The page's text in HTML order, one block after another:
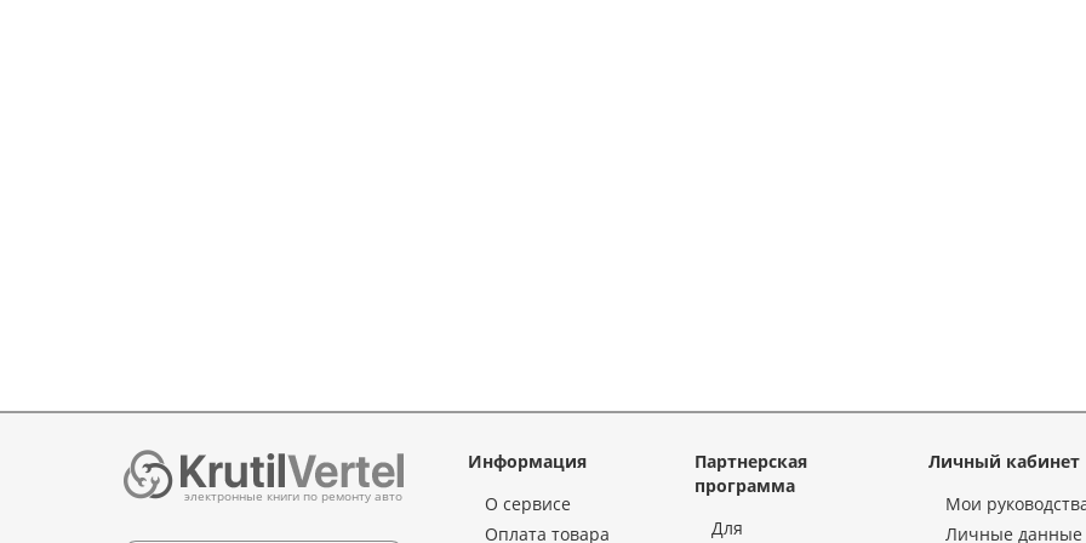
электронные книги по ремонту авто
Информация
О сервисе
Оплата товара
Партнерская
программа
Для
Личный кабинет
Мои
Личные данные